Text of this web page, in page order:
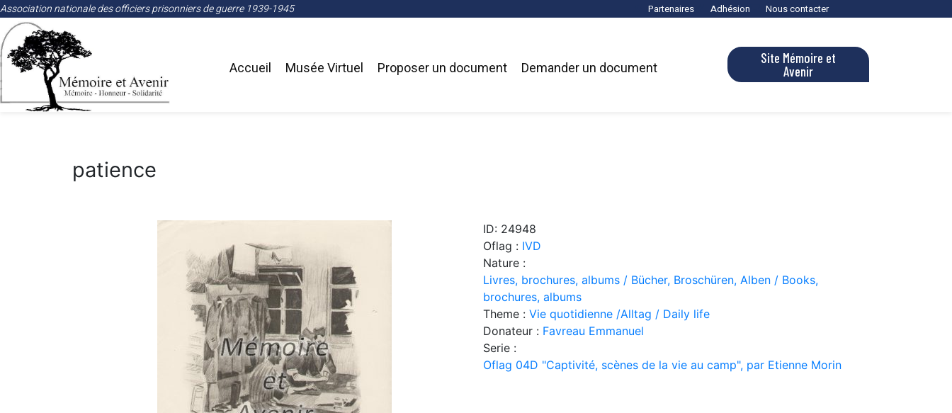
Association nationale des officiers prisonniers de guerre 1939-1945 Partenaires Adhésion Nous contacter
Accueil Musée Virtuel Proposer un document Demander un document
Site Mémoire et
Avenir
patience
ID: 24948
Oflag : IVD
Nature :
Livres, brochures, albums / Bücher, Broschüren, Alben / Books,
brochures, albums
Theme : Vie quotidienne /Alltag / Daily life
Donateur : Favreau Emmanuel
Serie :
Oflag 04D "Captivité, scènes de la vie au camp", par Etienne Morin